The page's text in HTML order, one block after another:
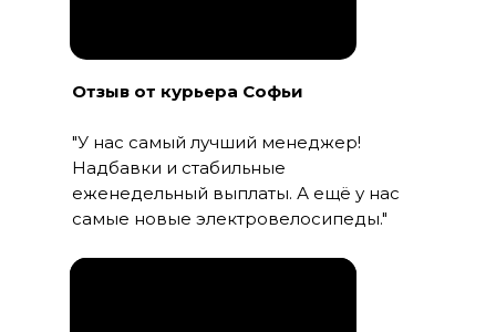
Отзыв от курьера Софьи
"У нас самый лучший менеджер!
Надбавки и стабильные
еженедельный выплаты. А ещё у нас
самые новые электровелосипеды."